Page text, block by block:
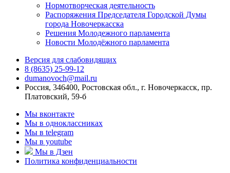
Нормотворческая деятельность
Распоряжения Председателя Городской Думы
города Новочеркасска
Решения Молодежного парламента
Новости Молодёжного парламента
Версия для слабовидящих
8 (8635) 25-99-12
dumanovoch@mail.ru
Россия, 346400, Ростовская обл., г. Новочеркасск, пр.
Платовский, 59-б
Мы вконтакте
Мы в одноклассниках
Мы в telegram
Мы в youtube
Мы в Дзен
Политика конфиденциальности